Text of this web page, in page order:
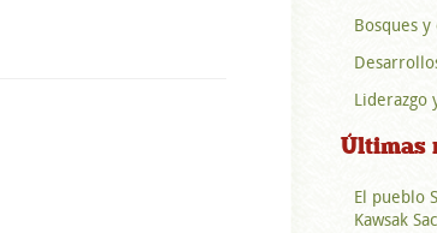
Bosques
Liderazgo
Últimas
El pueblo
Kawsak